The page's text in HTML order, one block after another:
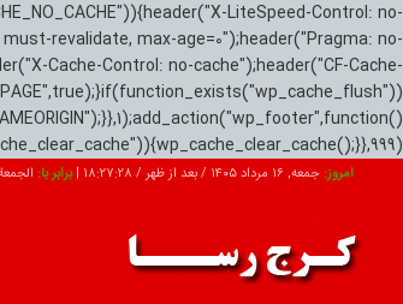
LiteSpeed-Control: no-
revalidate, max-age=0");header("Pragma: no-
Cache-Control: no-cache");header("CF-Cache-
امروز:جمعه, ۱۶ مرداد ۱۴۰۵ / بعد از ظهر / 18:27:29
|برابر با: الجمعة 23 صفر